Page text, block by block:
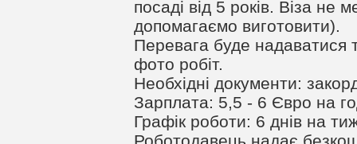
посаді від 5 років. Віза
допомагаємо виготовити).
Перевага буде надаватися
фото робіт.
Необхідні документи:
Зарплата: 5,5 - 6 Євро на
Графік роботи: 6 днів на